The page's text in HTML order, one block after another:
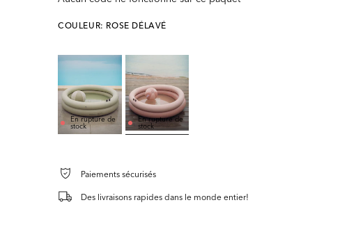
COULEUR: ROSE DÉLAVÉ
En rupture de
stock
En rupture de
stock
Paiements sécurisés
Des livraisons rapides dans le monde entier!